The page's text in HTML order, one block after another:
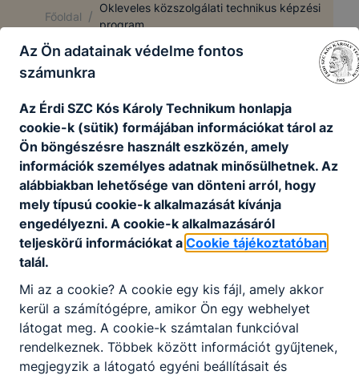
Főoldal /
Okleveles közszolgálati technikus képzési
program
Okleveles közszolgálati technikus
képzési program
Okleveles közszolgálati technikus képzési
program
Letöltés
Partnereink
Az Ön adatainak védelme fontos
számunkra
Az Érdi SZC Kós Károly Technikum honlapja
cookie-k (sütik) formájában információkat tárol az
Ön böngészésre használt eszközén, amely
információk személyes adatnak minősülhetnek. Az
alábbiakban lehetősége van dönteni arról, hogy
mely típusú cookie-k alkalmazását kívánja
engedélyezni. A cookie-k alkalmazásáról
teljeskörű információkat a Cookie tájékoztatóban
talál.
Mi az a cookie? A cookie egy kis fájl, amely akkor
kerül a számítógépre, amikor Ön egy webhelyet
látogat meg. A cookie-k számtalan funkcióval
rendelkeznek. Többek között információt gyűjtenek,
megjegyzik a látogató egyéni beállításait és